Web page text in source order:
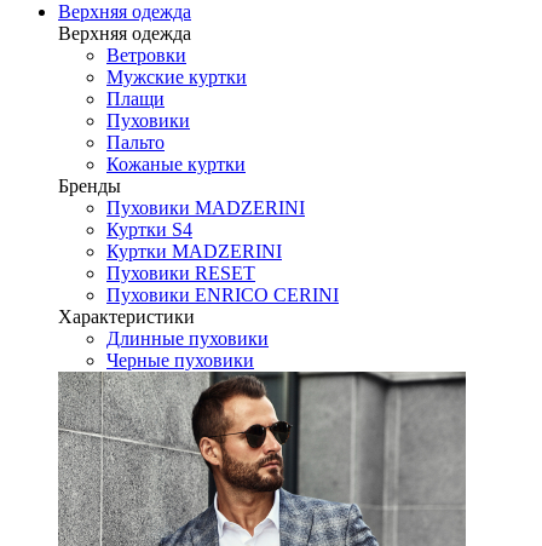
Верхняя одежда
Верхняя одежда
Ветровки
Мужские куртки
Плащи
Пуховики
Пальто
Кожаные куртки
Бренды
Пуховики MADZERINI
Куртки S4
Куртки MADZERINI
Пуховики RESET
Пуховики ENRICO CERINI
Характеристики
Длинные пуховики
Черные пуховики